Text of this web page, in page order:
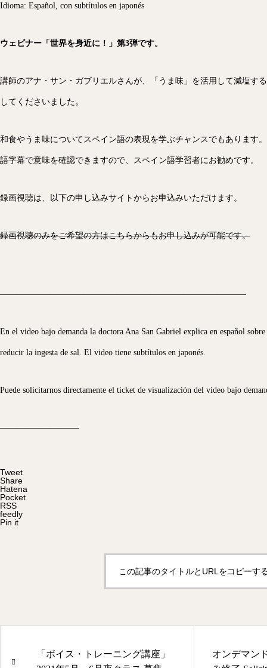
Idioma: Español, con subtítulos en japonés
ウェビナー「世界を身近に！」第3弾です。
講師のアナ・サン・ガブリエルさんが、「うま味」を活用して減塩す
してくださいました。
和食やうま味についてスペイン語の表現を学ぶチャンスでもあります
語字幕で意味を確認できますので、スペイン語学習者にお勧めです。
録画視聴は、以下の申し込みサイトからお申込みいただけます。
録画視聴のみをご希望の方はこちらからもお申し込みが可能です。
—————————————————————————————–
En el video bajo demanda la doctora Ana San Gabriel explica en español
reducir la ingesta de sal. El video tiene subtítulos en japonés.
Puede solicitarnos directamente el ticket de visualización del video bajo
—————————–
Tweet
Share
Hatena
Pocket
RSS
feedly
Pin it
この記事のタイトルとURLをコピーす
「ボイス・トレーニング講座」
オンデマン